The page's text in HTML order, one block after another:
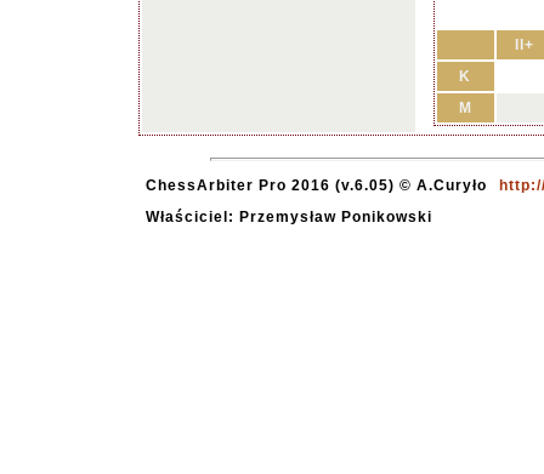
II+
K
M
ChessArbiter Pro 2016 (v.6.05) © A.Curyło
Właściciel: Przemysław Ponikowski